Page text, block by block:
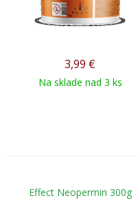
3,99 €
Na sklade nad 3 ks
Effect Neopermin 300g